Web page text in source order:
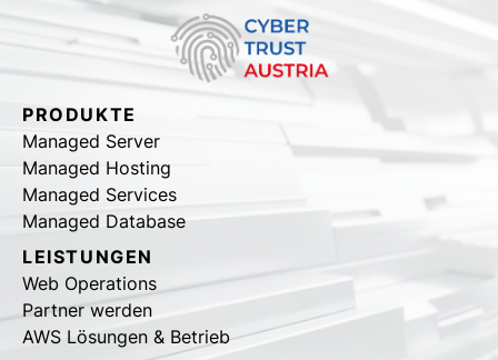
PRODUKTE
Managed Server
Managed Hosting
Managed Services
Managed Database
LEISTUNGEN
Web Operations
Partner werden
AWS Lösungen & Betrieb